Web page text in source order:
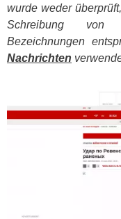
wurde weder
Schreibung von
Bezeichnungen
Nachrichten